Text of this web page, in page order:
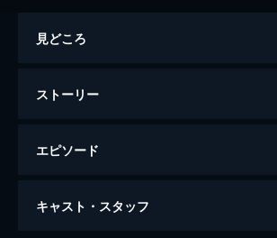
見どころ
ストーリー
エピソード
第一話 アサとユル
キャスト・スタッフ